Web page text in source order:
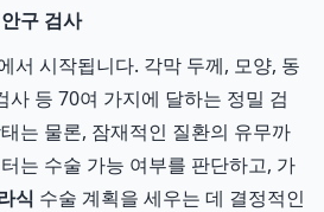
구 검사
서 시작됩니다. 각막 두께, 모양, 동
사 등 70여 가지에 달하는 정밀 검
는 물론, 잠재적인 질환의 유무까
는 수술 가능 여부를 판단하고, 가
식 수술 계획을 세우는 데 결정적인